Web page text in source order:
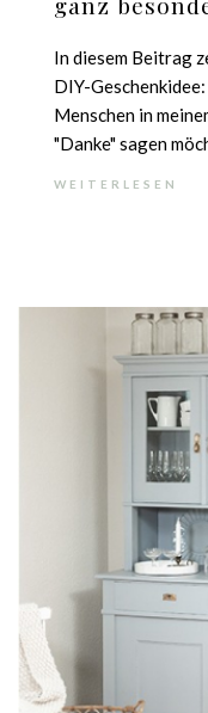
In diesem Beitrag
DIY-
Menschen in
"Danke" sagen
WEITERLESEN